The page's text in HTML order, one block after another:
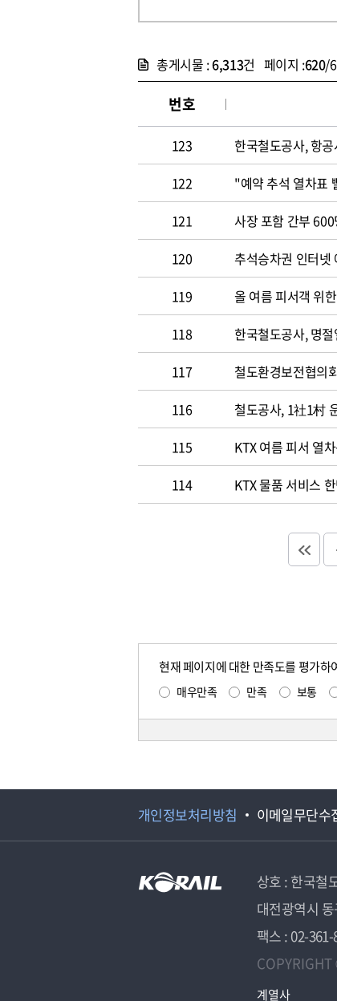
총게시물 :6,313건 페이지 :620/
번호
123 한국철도공사, 항
122
"예약 추석 열차표
121
사장 포함 간부
120
추석승차권 인터넷
119
올 여름 피서객 위
118
한국철도공사, 명
117
116
철도공사, 1社1村
115
KTX 여름 피서 열
114
KTX 물품 서비스
현재 페이지에 대한 만족도를 평가하
매우만족 만족 보통
개인정보처리방침 이메일무단수
상호 : 한국철
대전광역시
팩스 : 02-
계열사